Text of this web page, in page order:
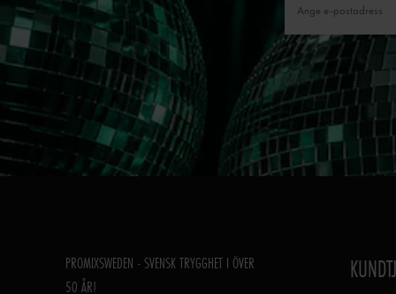
PROMIXSWEDEN - SVENSK TRYGGHET I ÖVER
50 ÅR!